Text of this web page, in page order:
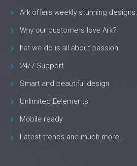
Ark offers weekly stunning designs.
Why our customers love Ark?
hat we do is all about passion
24/7 Support
Smart and beautiful design
Unlimited Eelements
Mobile ready
Latest trends and much more...